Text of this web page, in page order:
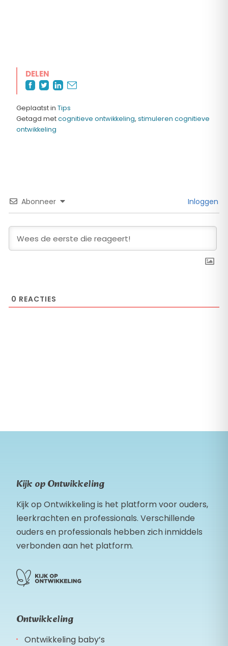
DELEN
Geplaatst in Tips
Getagd metcognitieve ontwikkeling, stimuleren cognitieve
ontwikkeling
Abonneer Inloggen
0 REACTIES
Kijk op Ontwikkeling
Kijk op Ontwikkeling is het platform voor ouders,
leerkrachten en professionals. Verschillende
ouders en professionals hebben zich inmiddels
verbonden aan het platform.
Ontwikkeling
Ontwikkeling baby’s